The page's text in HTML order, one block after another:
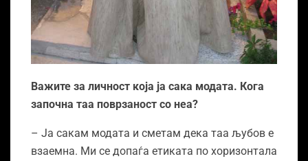
Важите за личност која ја сака модата. Кога
започна таа поврзаност со неа?
– Ја сакам модата и сметам дека таа љубов е
взаемна. Ми се допаѓа етиката по хоризонтала